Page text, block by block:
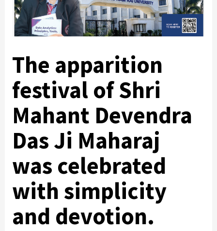
The apparition
festival of Shri
Mahant Devendra
Das Ji Maharaj
was celebrated
with simplicity
and devotion.